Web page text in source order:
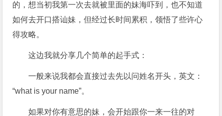
的，想当初我第一次去就被里面的妹海吓到，也不知道
如何去开口搭讪妹，但经过长时间累积，领悟了些许心
得攻略。
这边我就分享几个简单的起手式：
一般来说我都会直接过去先以问姓名开头，英文：
“what is your name”。
如果对你有意思的妹，会开始跟你一来一往的对